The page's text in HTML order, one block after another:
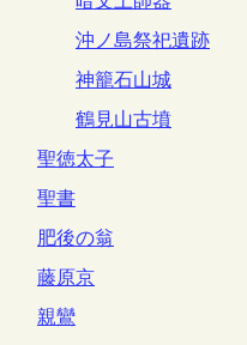
沖ノ島祭祀遺跡
神籠石山城
鶴見山古墳
聖徳太子
聖書
肥後の翁
藤原京
親鸞